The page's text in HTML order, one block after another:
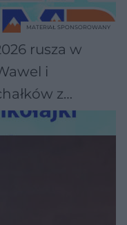
rusza w
i
z
MATERIAŁ SPONSOROWANY